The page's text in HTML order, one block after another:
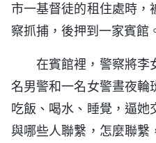
市一基督徒的租住處時，
察抓捕，後押到一家賓館
在賓館裡，警察將李
名男警和一名女警晝夜輪
吃飯、喝水、睡覺，逼她
與哪些人聯繫，怎麼聯繫